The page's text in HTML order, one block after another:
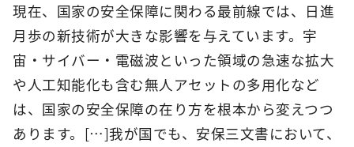
現在、国家の安全保障に関わる最前線では、日進
月歩の新技術が大きな影響を与えています。宇
宙・サイバー・電磁波といった領域の急速な拡大
や人工知能化も含む無人アセットの多用化など
は、国家の安全保障の在り方を根本から変えつつ
あります。[…]我が国でも、安保三文書において、